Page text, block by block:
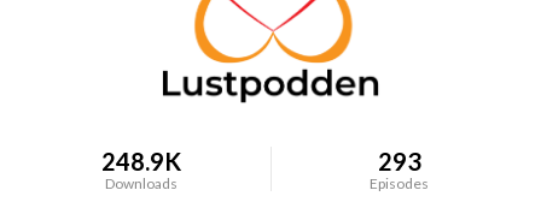
248.9K
Downloads
293
Episodes